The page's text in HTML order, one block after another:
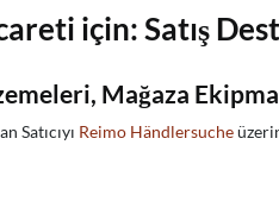
için: Satış
Mağaza
Satıcıyı Reimo Händlersuche